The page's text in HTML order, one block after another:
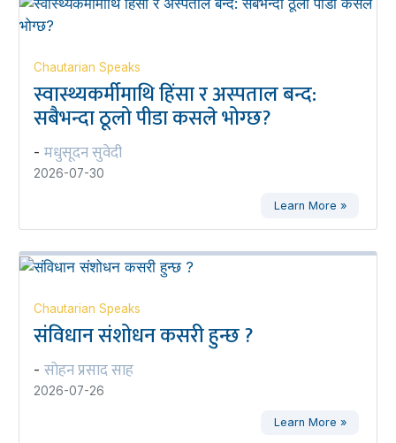
Chautarian Speaks
स्वास्थ्यकर्मीमाथि हिंसा र अस्पताल बन्द:
सबैभन्दा ठूलो पीडा कसले भोग्छ?
- मधुसूदन सुवेदी
2026-07-30
Learn More »
Chautarian Speaks
संविधान संशोधन कसरी हुन्छ ?
- सोहन प्रसाद साह
2026-07-26
Learn More »